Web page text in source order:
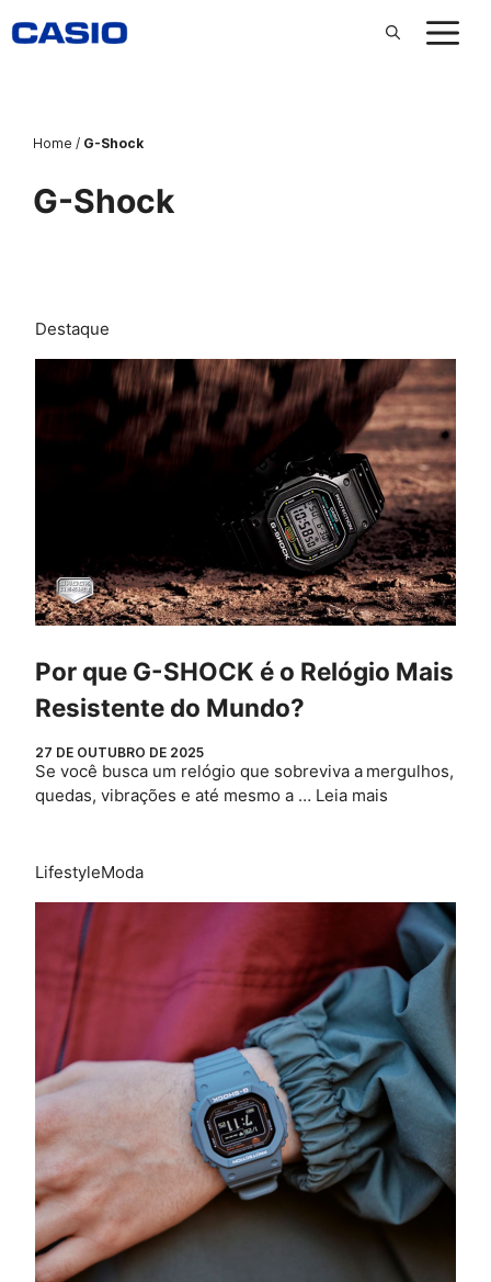
para
Home / G-Shock
G-Shock
Destaque
Por que G-SHOCK é o Relógio Mais
Resistente do Mundo?
27 DE OUTUBRO DE 2025
Se você busca um relógio que sobreviva a mergulhos,
quedas, vibrações e até mesmo a … Leia mais
LifestyleModa